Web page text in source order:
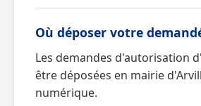
Où déposer votre
Les demandes d'autorisation
être déposées en mairie
numérique.